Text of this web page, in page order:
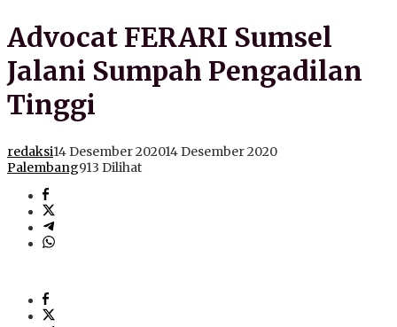
Advocat FERARI Sumsel
Jalani Sumpah Pengadilan
Tinggi
redaksi14 Desember 202014 Desember 2020
Palembang913 Dilihat